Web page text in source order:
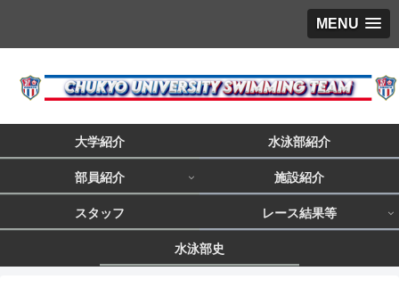
MENU
大学紹介 水泳部紹介
部員紹介 施設紹介
スタッフ レース結果等
水泳部史